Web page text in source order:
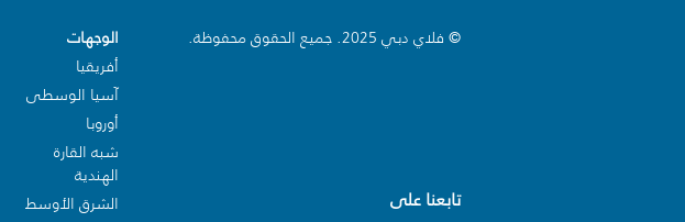
© فلاي دبي 2025. جميع الحقوق محفوظة.
تابعنا على
الوجهات
أفريقيا
آسيا الوسطى
أوروبا
شبه القارة
الهندية
الشرق الأوسط